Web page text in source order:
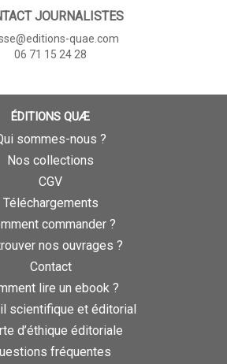
JOURNALISTES
quae.com
06 71 15 24 28
ÉDITIONS QUÆ
sommes-nous ?
Nos collections
CGV
Téléchargements
commander ?
nos ouvrages ?
Contact
lire un ebook ?
scientifique et éditorial
d’éthique éditoriale
fréquentes